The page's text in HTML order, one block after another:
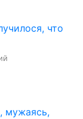
что
мужаясь,